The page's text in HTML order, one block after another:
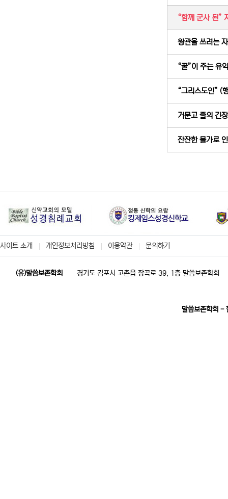
“함께 군사 된”
왕관을 쓰려는
“꿀”이 주는 유
“그리스도인” (
거문고 줄의 긴
잔잔한 물가로
사이트 소개 개인정보처리방침 이용약관 문의하기
(유)말씀보존학회 경기도 김포시 고촌읍 장곡로 39, 1층 말씀보존학회
말씀보존학회 -